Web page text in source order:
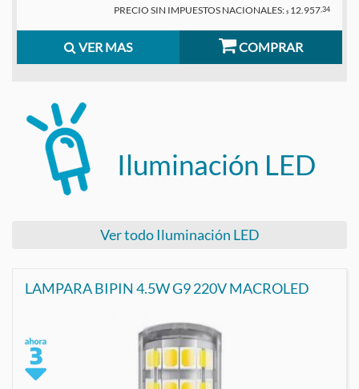
PRECIO SIN IMPUESTOS NACIONALES: $ 12.957,34
VER MAS COMPRAR
Iluminación LED
Ver todo Iluminación LED
LAMPARA BIPIN 4.5W G9 220V MACROLED